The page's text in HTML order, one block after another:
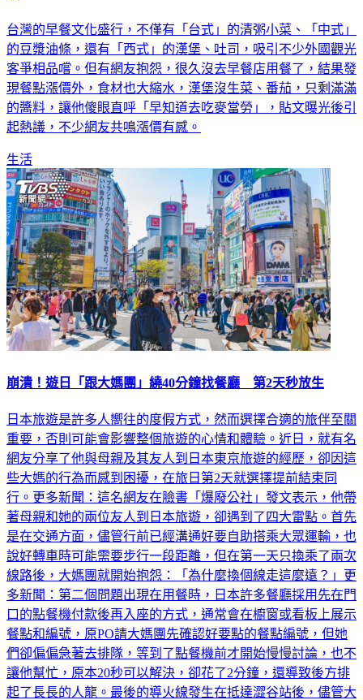
的豆漿油條，還有「西式」的漢堡、吐司，吸引不少外國觀光
客爭相品嚐。但有網友抱怨，很久沒去早餐店用餐了，結果發
現餐點漲價外，食材也大縮水，漢堡沒生菜、番茄，只剩滿滿
的醬料，讓他傻眼直呼「早知道去吃麥當勞」，貼文曝光後引
起熱議，不少網友共鳴漲價有感。
重要，否則可能會影響整個旅遊的心情和體驗。近日，就有名
網友分享了他與母親及其友人到日本東京旅遊的經歷，卻因這
些大媽的行為而感到困擾，在旅日第2天就選擇提前結束同
行。更多新聞：這名網友在臉書「爆廢公社」發文表示，他帶
著母親和她的兩位友人到日本旅遊，卻遇到了四大雷點。首先
是在交通方面，儘管行前已經溝通好要自助搭乘大眾運輸，也
說好轉車時可能需要步行一段距離，但在第一天只換乘了兩次
線路後，大媽團就開始抱怨：「為什麼換個線走這麼遠？」更
多新聞：第二個問題出現在用餐時，日本許多餐廳採用先在門
口的點餐機付款後再入座的方式，通常會在櫥窗或看板上展示
餐點和編號，原PO請大媽團先確認好要點的餐點編號，但她
們卻偏偏急著去排隊，等到了點餐機前才開始慢慢討論，也不
讓他幫忙，原本20秒可以解決，卻花了2分鐘，還導致後方排
起了長長的人龍。最後的導火線發生在抵達澀谷站後，儘管大
媽團在一小時前才在吉祥寺用過午餐，卻又突然喊餓，並自行